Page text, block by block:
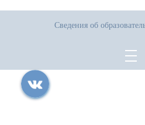
Сведения об